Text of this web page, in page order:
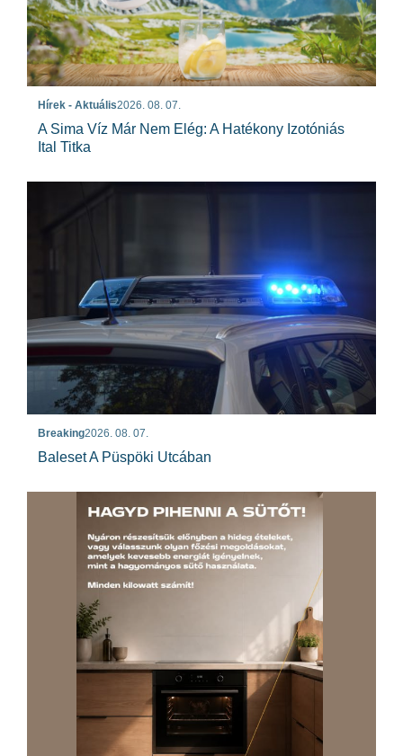
Hírek - Aktuális2026. 08. 07.
A Sima Víz Már Nem Elég: A Hatékony Izotóniás
Ital Titka
Breaking2026. 08. 07.
Baleset A Püspöki Utcában